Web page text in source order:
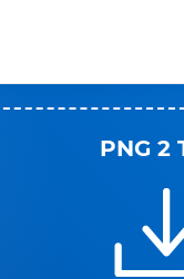
PNG 2